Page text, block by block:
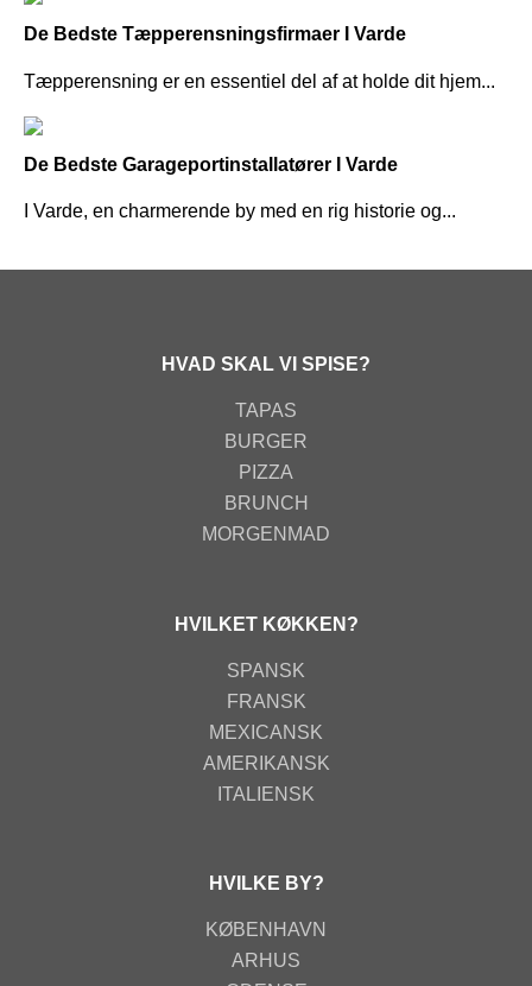
De Bedste Tæpperensningsfirmaer I Varde
Tæpperensning er en essentiel del af at holde dit hjem...
De Bedste Garageportinstallatører I Varde
I Varde, en charmerende by med en rig historie og...
HVAD SKAL VI SPISE?
TAPAS
BURGER
PIZZA
BRUNCH
MORGENMAD
HVILKET KØKKEN?
SPANSK
FRANSK
MEXICANSK
AMERIKANSK
ITALIENSK
HVILKE BY?
KØBENHAVN
ARHUS